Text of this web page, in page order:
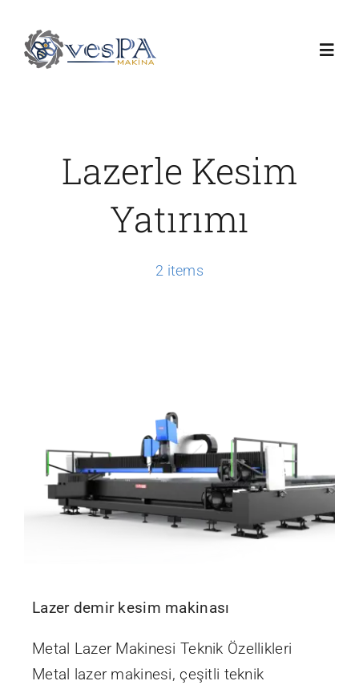
content
ÜrünlerimizLazerle Kesim
Yatırımı
2 items
Lazer demir kesim makinası
Metal Lazer Makinesi Teknik Özellikleri
Metal lazer makinesi, çeşitli teknik